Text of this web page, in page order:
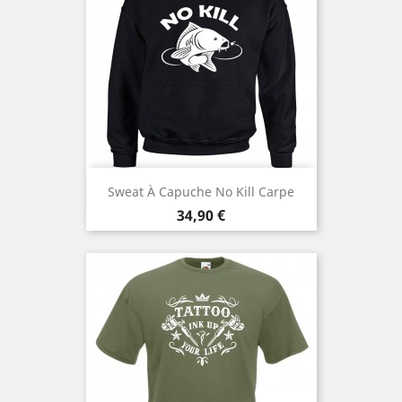
Sweat À Capuche No Kill Carpe
Prix
34,90 €